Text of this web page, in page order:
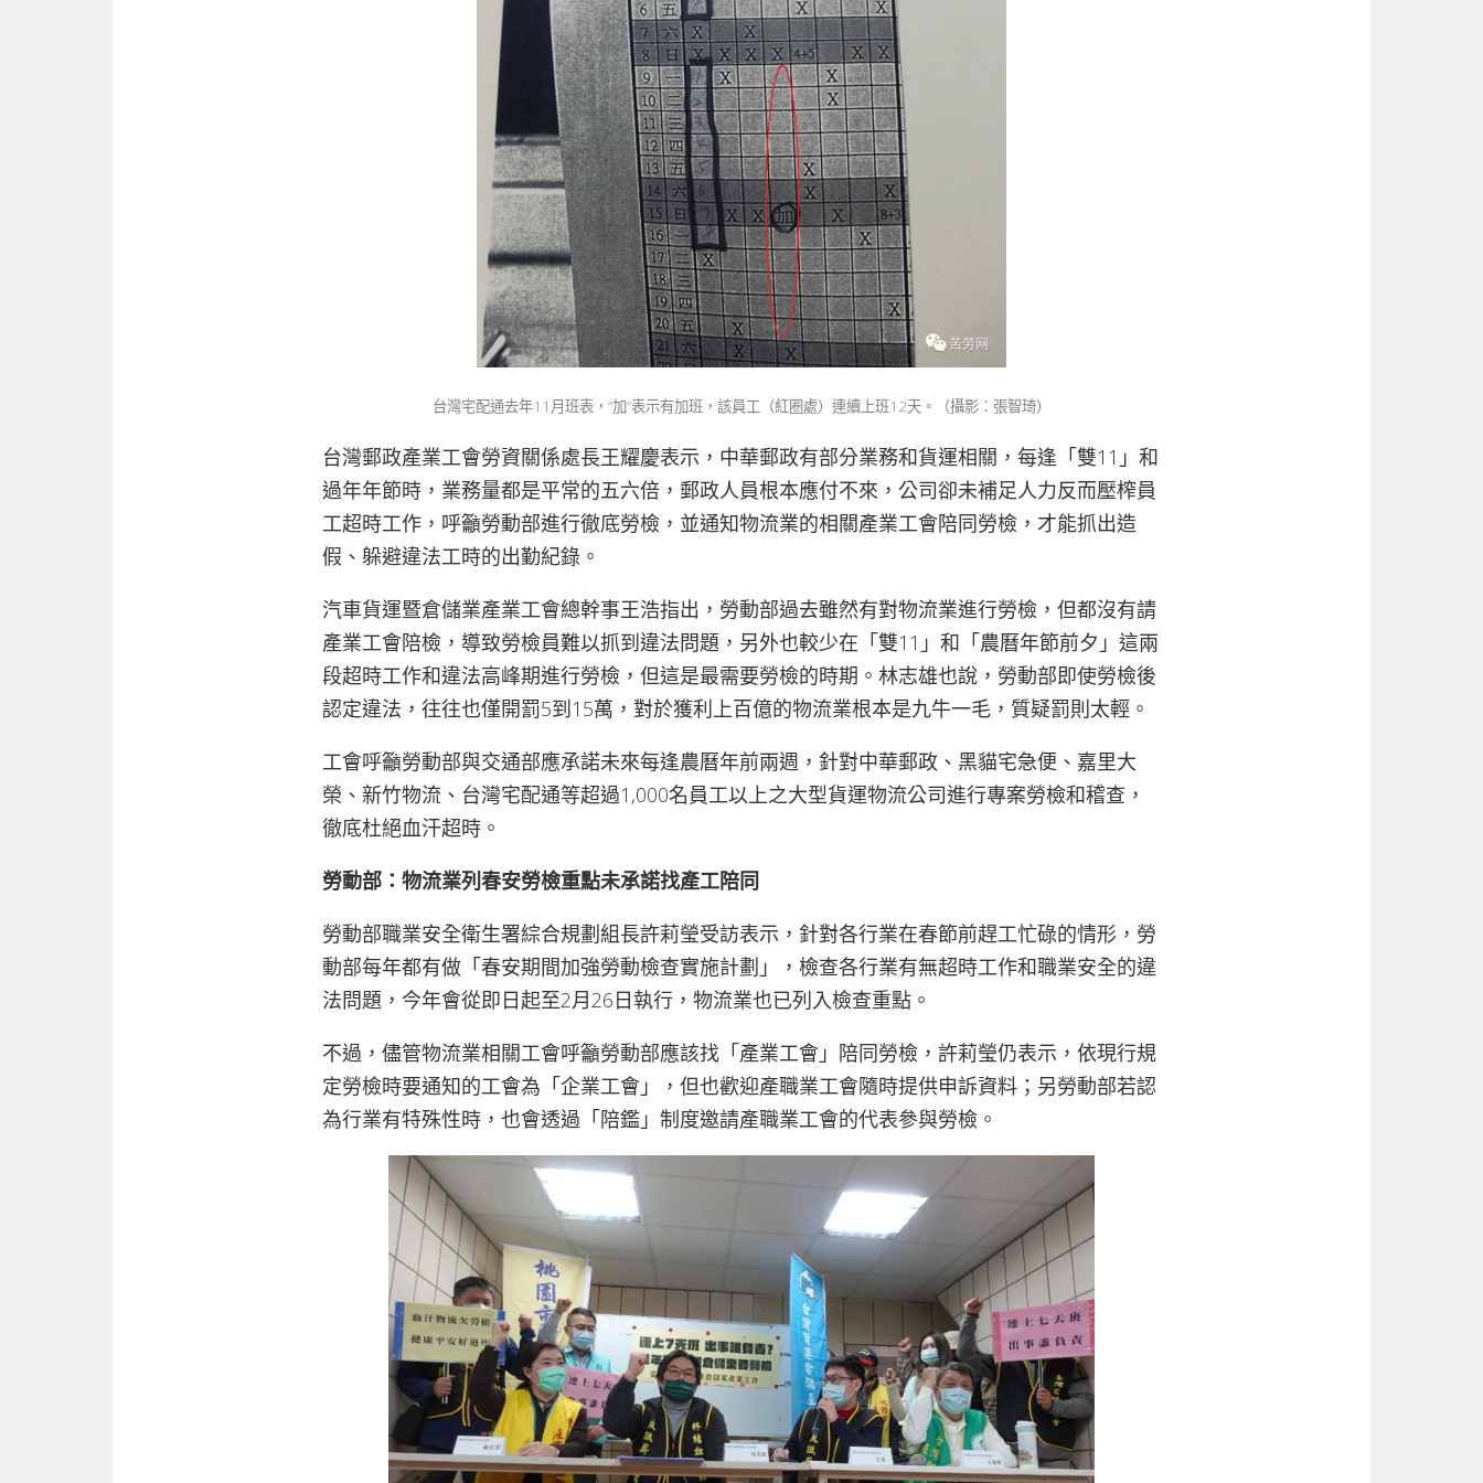
台灣宅配通去年11月班表，“加”表示有加班，該員工（紅圈處）連續上班12天。（攝影：張智琦）
台灣郵政產業工會勞資關係處長王耀慶表示，中華郵政有部分業務和貨運相關，每逢「雙11」和
過年年節時，業務量都是平常的五六倍，郵政人員根本應付不來，公司卻未補足人力反而壓榨員
工超時工作，呼籲勞動部進行徹底勞檢，並通知物流業的相關產業工會陪同勞檢，才能抓出造
假、躲避違法工時的出勤紀錄。
汽車貨運暨倉儲業產業工會總幹事王浩指出，勞動部過去雖然有對物流業進行勞檢，但都沒有請
產業工會陪檢，導致勞檢員難以抓到違法問題，另外也較少在「雙11」和「農曆年節前夕」這兩
段超時工作和違法高峰期進行勞檢，但這是最需要勞檢的時期。林志雄也說，勞動部即使勞檢後
認定違法，往往也僅開罰5到15萬，對於獲利上百億的物流業根本是九牛一毛，質疑罰則太輕。
工會呼籲勞動部與交通部應承諾未來每逢農曆年前兩週，針對中華郵政、黑貓宅急便、嘉里大
榮、新竹物流、台灣宅配通等超過1,000名員工以上之大型貨運物流公司進行專案勞檢和稽查，
徹底杜絕血汗超時。
勞動部：物流業列春安勞檢重點未承諾找產工陪同
勞動部職業安全衛生署綜合規劃組長許莉瑩受訪表示，針對各行業在春節前趕工忙碌的情形，勞
動部每年都有做「春安期間加強勞動檢查實施計劃」，檢查各行業有無超時工作和職業安全的違
法問題，今年會從即日起至2月26日執行，物流業也已列入檢查重點。
不過，儘管物流業相關工會呼籲勞動部應該找「產業工會」陪同勞檢，許莉瑩仍表示，依現行規
定勞檢時要通知的工會為「企業工會」，但也歡迎產職業工會隨時提供申訴資料；另勞動部若認
為行業有特殊性時，也會透過「陪鑑」制度邀請產職業工會的代表參與勞檢。